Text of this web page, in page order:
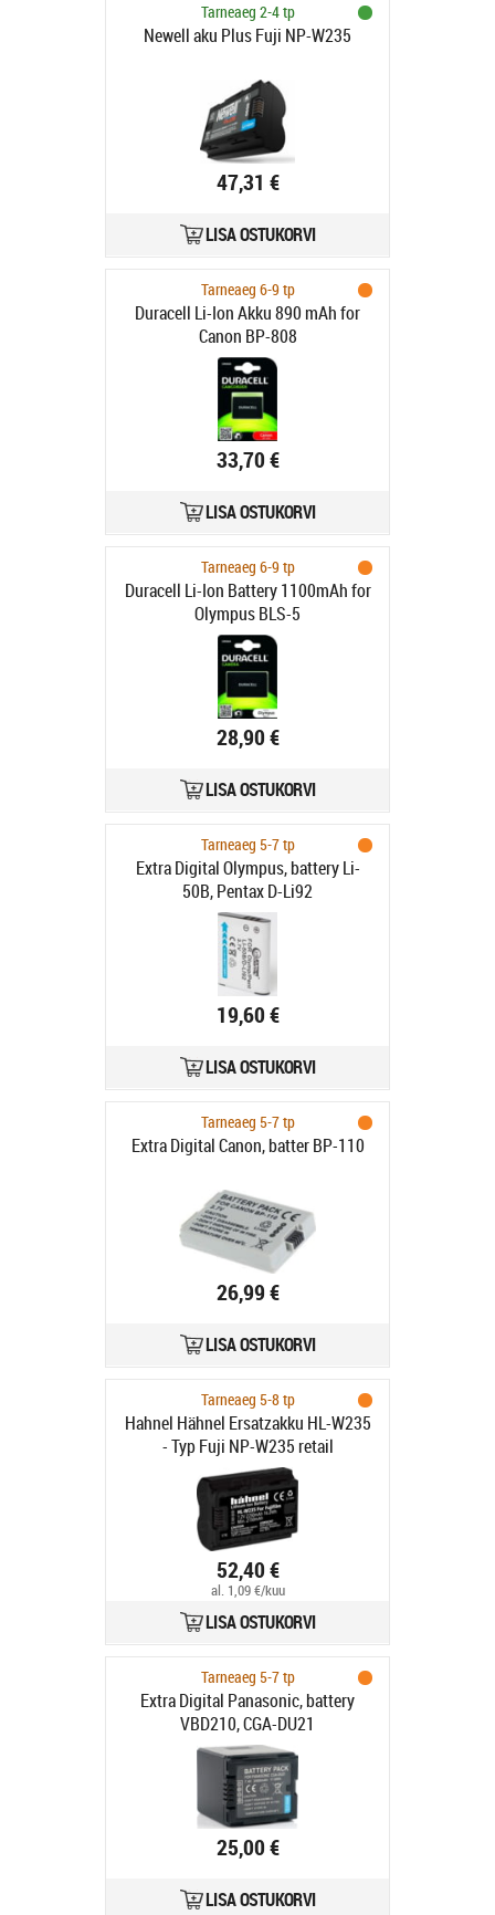
Tarneaeg 2-4 tp
Newell aku Plus Fuji NP-W235
47,31 €
LISA OSTUKORVI
Tarneaeg 6-9 tp
Duracell Li-Ion Akku 890 mAh for
Canon BP-808
33,70 €
LISA OSTUKORVI
Tarneaeg 6-9 tp
Duracell Li-Ion Battery 1100mAh for
Olympus BLS-5
28,90 €
LISA OSTUKORVI
Tarneaeg 5-7 tp
Extra Digital Olympus, battery Li-
50B, Pentax D-Li92
19,60 €
LISA OSTUKORVI
Tarneaeg 5-7 tp
Extra Digital Canon, batter BP-110
26,99 €
LISA OSTUKORVI
Tarneaeg 5-8 tp
Hahnel Hähnel Ersatzakku HL-W235
- Typ Fuji NP-W235 retail
52,40 €
al. 1,09 €/kuu
LISA OSTUKORVI
Tarneaeg 5-7 tp
Extra Digital Panasonic, battery
VBD210, CGA-DU21
25,00 €
LISA OSTUKORVI